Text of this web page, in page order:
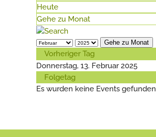
Heute
Gehe zu Monat
Gehe zu Monat
Vorheriger Tag
Donnerstag, 13. Februar 2025
Folgetag
Es wurden keine Events gefunden